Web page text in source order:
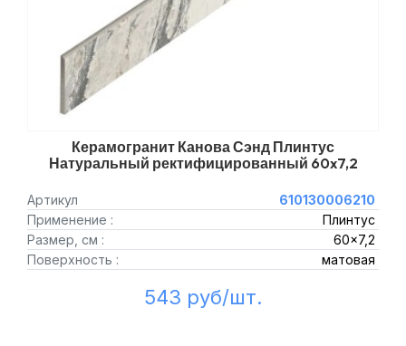
Керамогранит Канова Сэнд Плинтус
Натуральный ректифицированный 60x7,2
Артикул
610130006210
Применение :
Плинтус
Размер, см :
60x7,2
Поверхность :
матовая
543 руб/шт.